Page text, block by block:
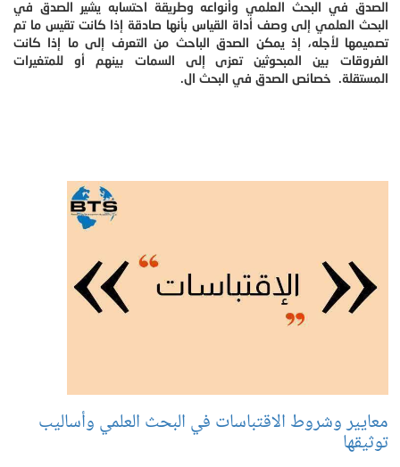
الصدق في البحث العلمي وأنواعه وطريقة احتسابه يشير الصدق في
البحث العلمي إلى وصف أداة القياس بأنها صادقة إذا كانت تقيس ما تم
تصميمها لأجله، إذ يمكن الصدق الباحث من التعرف إلى ما إذا كانت
الفروقات بين المبحوثين تعزى إلى السمات بينهم أو للمتغيرات
المستقلة. خصائص الصدق في البحث ال.
معايير وشروط الاقتباسات في البحث العلمي وأساليب
توثيقها